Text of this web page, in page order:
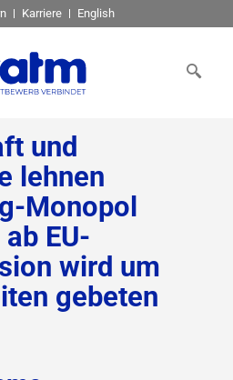
Karriere English
und
lehnen
Monopol
EU-
wird um
gebeten